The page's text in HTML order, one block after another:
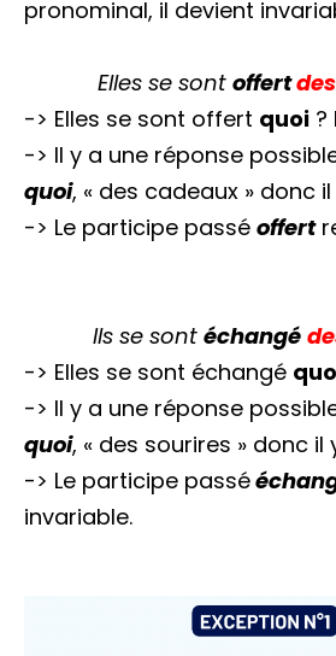
pronominal, il devient
Elles se sont offert
-> Elles se sont offert quoi ?
-> Il y a une réponse
quoi, « des cadeaux » donc il
-> Le participe passé offert
Ils se sont échangé
-> Elles se sont échangé
-> Il y a une réponse
quoi, « des sourires » donc il
-> Le participe passé
invariable.